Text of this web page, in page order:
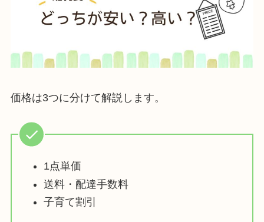
価格は3つに分けて解説します。
1点単価
送料・配達手数料
子育て割引